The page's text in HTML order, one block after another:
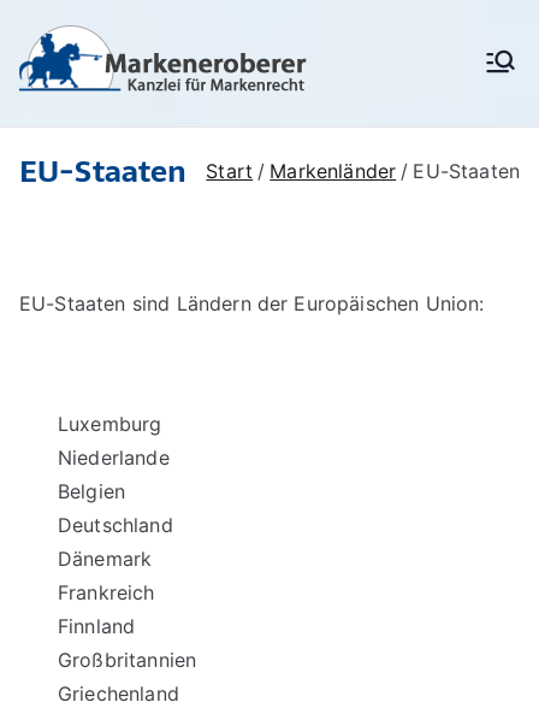
Inhalt
springen
Markenanm
eldung,
Markenschu
t:
Markenrecht,
Markenschutz,
Widerspruchsverfahren,
Löschungsverfahren,
EU-Staaten Start Markenländer EU-Staaten
EU-Staaten sind Ländern der Europäischen Union:
Luxemburg
Niederlande
Belgien
Deutschland
Dänemark
Frankreich
Finnland
Großbritannien
Griechenland